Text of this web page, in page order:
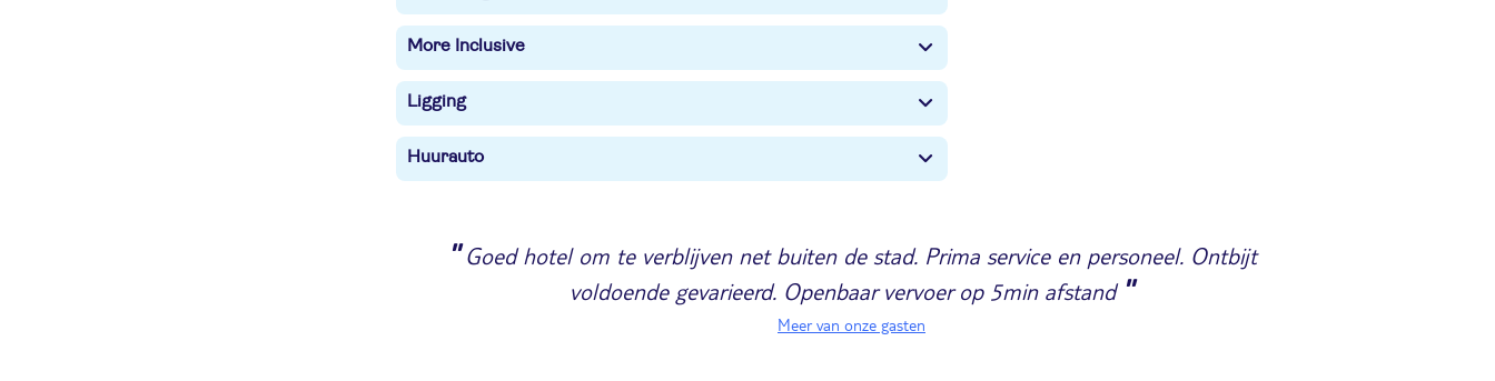
More Inclusive
Ligging
Huurauto
" Goed hotel om te verblijven net buiten de stad. Prima service en personeel. Ontbijt
voldoende gevarieerd. Openbaar vervoer op 5min afstand "
Meer van onze gasten